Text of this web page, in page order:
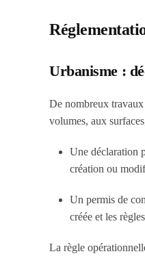
Urbanisme :
De nombreux travaux
volumes, aux
Une déclaration
création ou
Un permis de
créée et les
La règle